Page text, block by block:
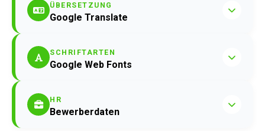
ÜBERSETZUNG
Google Translate
SCHRIFTARTEN
Google Web Fonts
HR
Bewerberdaten